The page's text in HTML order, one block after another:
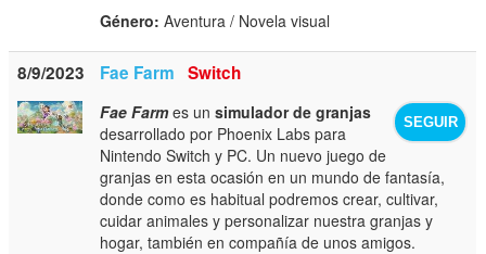
Género: Aventura / Novela visual
8/9/2023 Fae Farm Switch
SEGUIR
Fae Farmes unsimulador de granjas
desarrollado por Phoenix Labs para
Nintendo Switch y PC. Un nuevo juego de
granjas en esta ocasión en un mundo de fantasía,
donde como es habitual podremos crear, cultivar,
cuidar animales y personalizar nuestra granjas y
hogar, también en compañía de unos amigos.